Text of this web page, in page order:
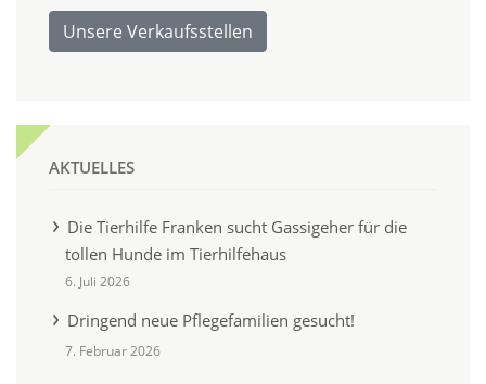
Unsere Verkaufsstellen
AKTUELLES
Die Tierhilfe Franken sucht Gassigeher für die
tollen Hunde im Tierhilfehaus
6. Juli 2026
Dringend neue Pflegefamilien gesucht!
7. Februar 2026